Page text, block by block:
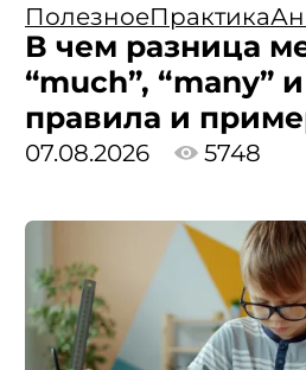
ПолезноеПрактика
В чем разница
“much”, “many”
правила и
07.08.2026 5748